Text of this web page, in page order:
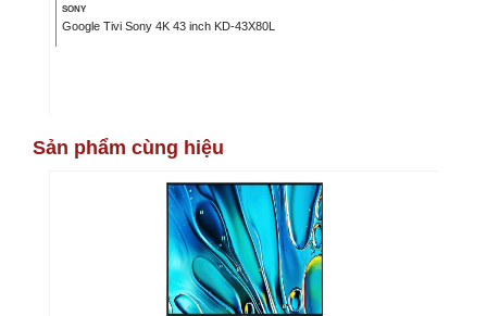
SONY
Google Tivi Sony 4K 43 inch KD-43X80L
Sản phẩm cùng hiệu